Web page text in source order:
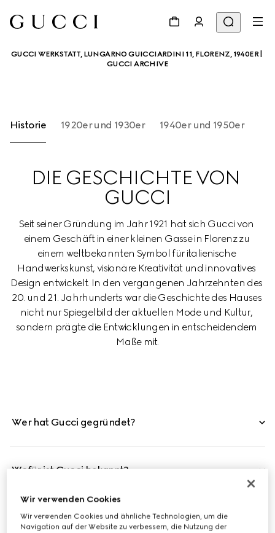
GUCCI WERKSTATT, LUNGARNO GUICCIARDINI 11, FLORENZ, 1940ER |
GUCCI ARCHIVE
Historie 1920er und 1930er 1940er und 1950er
DIE GESCHICHTE VON
GUCCI
Seit seiner Gründung im Jahr 1921 hat sich Gucci von
einem Geschäft in einer kleinen Gasse in Florenz zu
einem weltbekannten Symbol für italienische
Handwerkskunst, visionäre Kreativität und innovatives
Design entwickelt. In den vergangenen Jahrzehnten des
20. und 21. Jahrhunderts war die Geschichte des Hauses
nicht nur Spiegelbild der aktuellen Mode und Kultur,
sondern prägte die Entwicklungen in entscheidendem
Maße mit.
Wer hat Gucci gegründet?
Wofür ist Gucci bekannt?
Ist Gucci italienisch?
Wir verwenden Cookies
Wir verwenden Cookies und ähnliche Technologien, um die
Navigation auf der Website zu verbessern, die Nutzung der